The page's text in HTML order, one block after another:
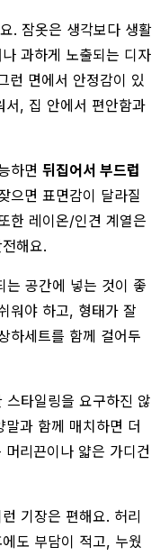
. 잠옷은 생각보다 생활
과하게 노출되는 디자
런 면에서 안정감이 있
서, 집 안에서 편안함과
하면 뒤집어서 부드럽
으면 표면감이 달라질
한 레이온/인견 계열은
해요.
는 공간에 넣는 것이 좋
워야 하고, 형태가 잘
하세트를 함께 걸어두
타일링을 요구하진 않
과 함께 매치하면 더
리끈이나 얇은 가디건
기장은 편해요. 허리
도 부담이 적고, 누웠